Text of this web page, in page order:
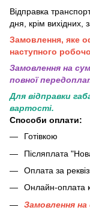
Відправка
дня, крім вихідних,
Замовлення, яке
наступного
Замовлення на
повної
Для відправки
вартості.
Способи оплати:
Готівкою
Післяплата
Оплата за
Онлайн-оплата
Замовлення